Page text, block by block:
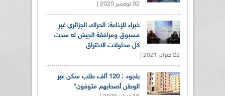
02 نوفمبر 2020 |
خبراء للإذاعة: الحراك الجزائري غير
مسبوق ومرافقة الجيش له سدت
كل محاولات الاختراق
22 فبراير 2021 |
بلجود : 120 ألف طلب سكن عبر
الوطن أصحابهم متوفون"